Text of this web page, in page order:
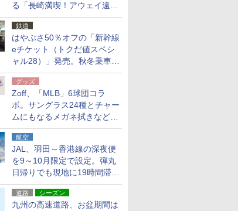
る「長崎満喫！アウェイ遠征
応援キャンペーン」
鉄道
はやぶさ50％オフの「新幹線
eチケット（トクだ値スペシ
ャル28）」発売。秋冬乗車
分、えきねっと限定
グッズ
Zoff、「MLB」6球団コラ
ボ。サングラス24種とチャー
ムにもなるメガネ拭きなど雑
貨24種
航空
JAL、羽田～香港線の深夜便
を9～10月限定で設定。弾丸
日帰りでも現地に19時間滞在
できる
道路 シーズン
九州の高速道路、お盆期間は